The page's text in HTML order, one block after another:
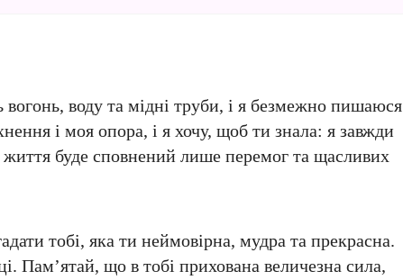
воду та мідні труби, і я безмежно пишаюся
і моя опора, і я хочу, щоб ти знала: я завжди
життя буде сповнений лише перемог та щасливих
тобі, яка ти неймовірна, мудра та прекрасна.
що в тобі прихована величезна сила,